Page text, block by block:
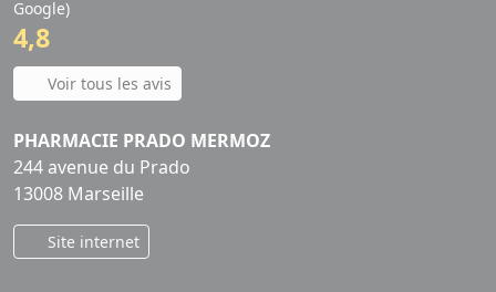
Google)
4,8
Voir tous les avis
PHARMACIE PRADO MERMOZ
244 avenue du Prado
13008 Marseille
Site internet